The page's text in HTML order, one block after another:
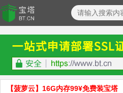
【菠萝云】16G内存99¥免费装宝塔